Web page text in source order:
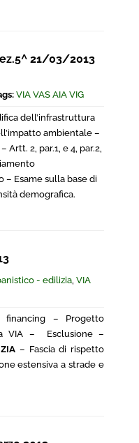
21/03/2013
VIA VAS AIA VIG
dell’infrastruttura
ambientale –
Artt. 2, par.1, e 4, par.2,
Esame sulla base di
demografica.
- edilizia, VIA
financing – Progetto
VIA – Esclusione –
– Fascia di rispetto
estensiva a strade e